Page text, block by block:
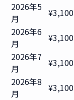
2026年5
月
¥3,100
2026年6
月
¥3,100
2026年7
月
¥3,100
2026年8
月
¥3,100